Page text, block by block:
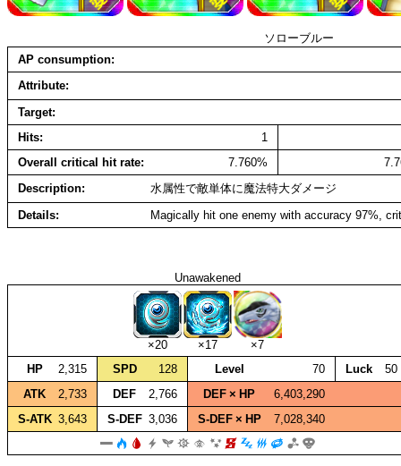
ソローブルー
AP consumption
Attribute
Target
Hits
1
Overall critical hit rate
7.760%
Description
水属性で敵単体に魔法特大ダメージ
Details
Magically hit one enemy with accuracy 97%,
Unawakened
×20 ×17
×7
HP
2,315 SPD 128 Level 70 Luck
50
ATK
2,733 DEF 2,766 DEF × HP
6,403,290
S‑ATK 3,643 S‑DEF 3,036 S‑DEF × HP 7,028,340